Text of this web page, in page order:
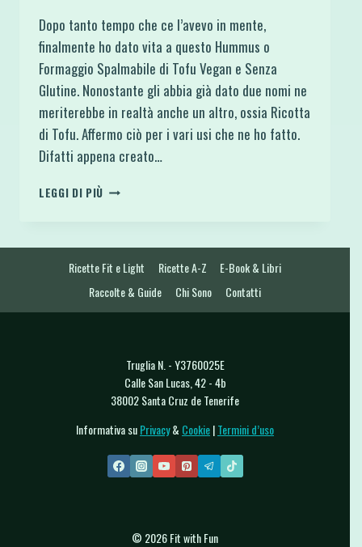
Dopo tanto tempo che ce l’avevo in mente,
finalmente ho dato vita a questo Hummus o
Formaggio Spalmabile di Tofu Vegan e Senza
Glutine. Nonostante gli abbia già dato due nomi ne
meriterebbe in realtà anche un altro, ossia Ricotta
di Tofu. Affermo ciò per i vari usi che ne ho fatto.
Difatti appena creato…
LEGGI DI PIÙ HUMMUS
TOFU
VEGAN
Ricette Fit e Light Ricette A-Z
E-Book & Libri
Raccolte & Guide
Chi Sono Contatti
Truglia N. - Y3760025E
Calle San Lucas, 42 - 4b
38002 Santa Cruz de Tenerife
Informativa suPrivacy& Cookie|Termini d’uso
© 2026 Fit with Fun